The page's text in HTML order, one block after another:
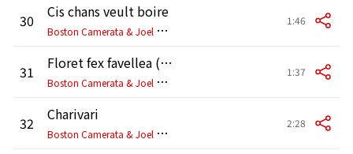
30
Cis chans veult boire
B
oston Camerata & Joel Cohen
1:46
31
Floret fex favellea (Instrumental)
B
oston Camerata & Joel Cohen
1:37
32
Charivari
B
oston Camerata & Joel Cohen
2:28